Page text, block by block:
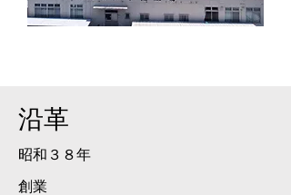
​沿革
​昭和３８年
創業